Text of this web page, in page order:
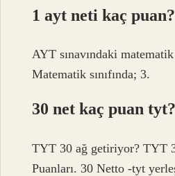
1 ayt neti kaç puan?
AYT sınavındaki
Matematik sınıfında; 3.
30 net kaç puan tyt?
TYT 30 ağ getiriyor? TYT
Puanları. 30 Netto -tyt